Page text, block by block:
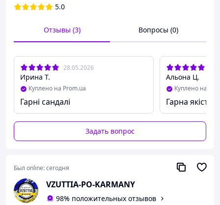
Відправка нова та Укрпошта.
5.0
Отзывы (3) Вопросы (0)
28.05.2026
Ирина Т.
Куплено на Prom.ua
Гарні сандалі
Альона Ц.
Куплено на
Гарна якість
Задать вопрос
Был online:сегодня
VZUTTIA-PO-KARMANY
98% положительных отзывов